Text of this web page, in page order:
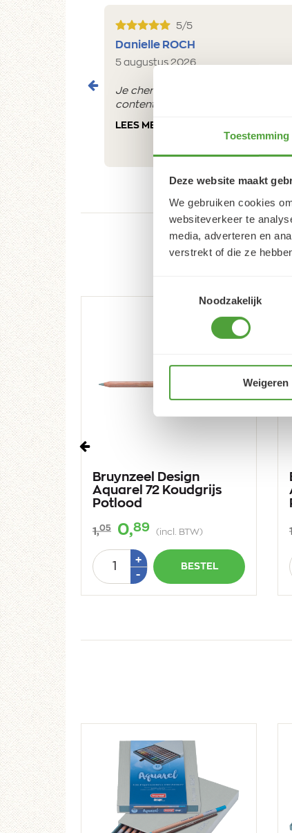
Toestemming
Deze website maakt
We gebruiken cookies
websiteverkeer te
media, adverteren en
verstrekt of die ze
Noodzakelijk
Weigeren
5/5
Danielle ROCH
5 augustus 2026
Je cherche un magasin pour mes
contente du résultat
LEES MEER
Vorige
Bruynzeel Design
Aquarel 72 Koudgrijs
Potlood
1,05 0,89 (incl. BTW)
Aantal +Plus
-Min
BESTEL